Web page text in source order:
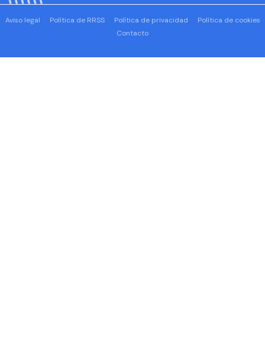
Aviso legal Política de RRSS Política de privacidad
Política de cookies
Contacto